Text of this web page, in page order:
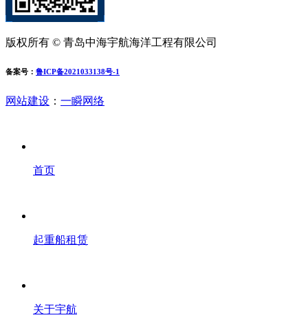
版权所有 © 青岛中海宇航海洋工程有限公司
备案号： 鲁ICP备2021033138号-1
网站建设 ： 一瞬网络
首页
起重船租赁
关于宇航